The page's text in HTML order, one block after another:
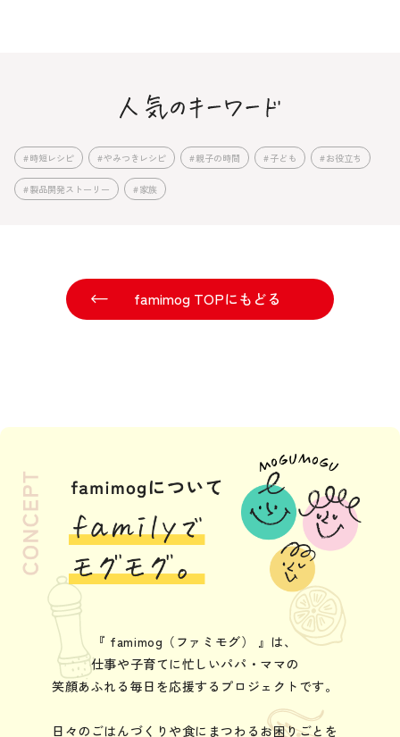
時短レシピ やみつきレシピ 親子の時間 子ども お役立ち
製品開発ストーリー 家族
famimog TOPにもどる
『 famimog（ファミモグ） 』は、
仕事や子育てに忙しいパパ・ママの
笑顔あふれる毎日を応援するプロジェクトです。
日々のごはんづくりや食にまつわるお困りごとを